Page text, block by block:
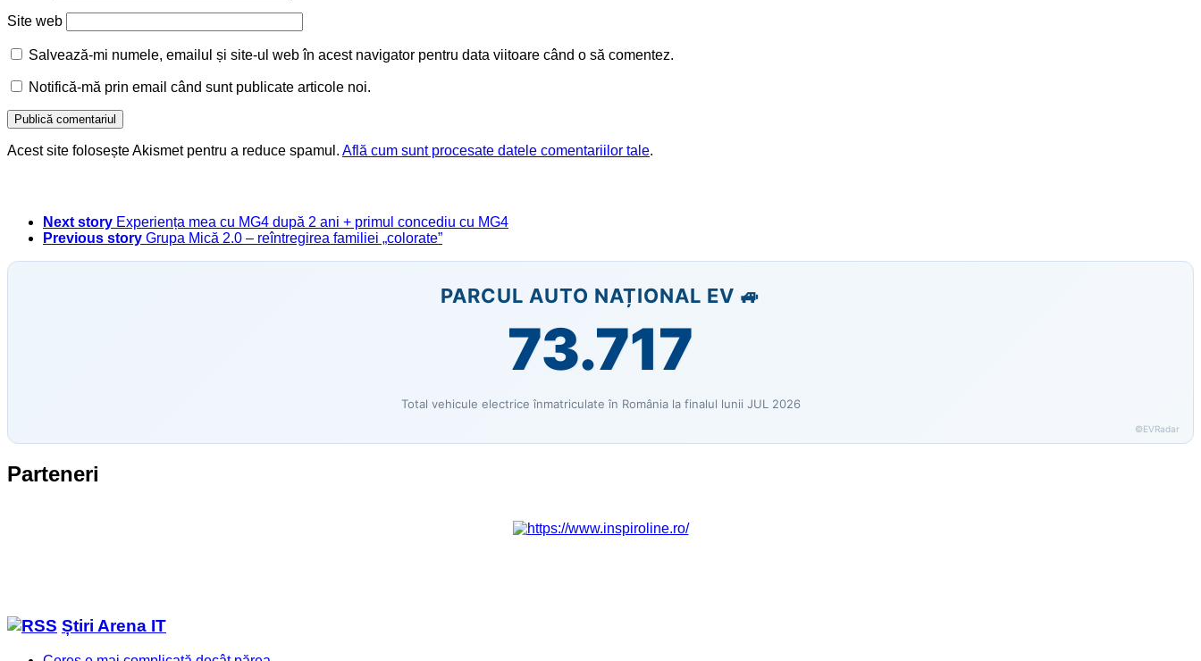
Site web
Salvează-mi numele, emailul și site-ul web în acest navigator pentru data viitoare când o să comentez.
Notifică-mă prin email când sunt publicate articole noi.
Acest site folosește Akismet pentru a reduce spamul. Află cum sunt procesate datele comentariilor tale.
Next story Experiența mea cu MG4 după 2 ani + primul concediu cu MG4
Previous story Grupa Mică 2.0 – reîntregirea familiei „colorate”
PARCUL AUTO NAȚIONAL EV 🚙
73.717
Total vehicule electrice înmatriculate în România la finalul lunii JUL 2026
©EVRadar
Parteneri
Știri Arena IT